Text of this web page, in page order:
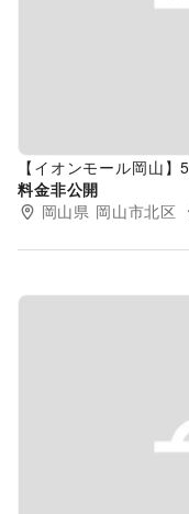
Previous slide
【イオンモール岡山
料金非公開
岡山県 岡山市北区
Previous slide